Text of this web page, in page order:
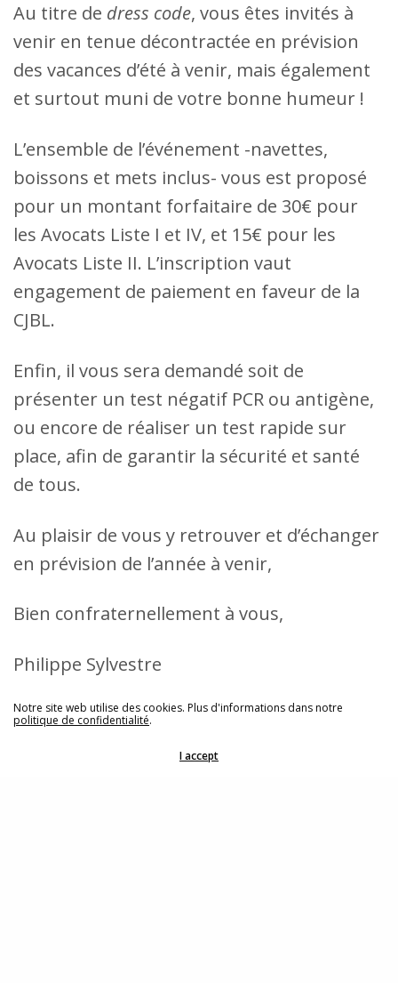
Au titre de dress code, vous êtes invités à
venir en tenue décontractée en prévision
des vacances d’été à venir, mais également
et surtout muni de votre bonne humeur !
L’ensemble de l’événement -navettes,
boissons et mets inclus- vous est proposé
pour un montant forfaitaire de 30€ pour
les Avocats Liste I et IV, et 15€ pour les
Avocats Liste II. L’inscription vaut
engagement de paiement en faveur de la
CJBL.
Enfin, il vous sera demandé soit de
présenter un test négatif PCR ou antigène,
ou encore de réaliser un test rapide sur
place, afin de garantir la sécurité et santé
de tous.
Au plaisir de vous y retrouver et d’échanger
en prévision de l’année à venir,
Bien confraternellement à vous,
Philippe Sylvestre
Président de la CJBL
Notre site web utilise des cookies. Plus d'informations dans notre
politique de confidentialité.
I accept